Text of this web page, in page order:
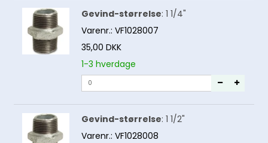
Gevind-størrelse: 1 1/4"
Varenr.: VF1028007
35,00 DKK
1-3 hverdage
Gevind-størrelse: 1 1/2"
Varenr.: VF1028008